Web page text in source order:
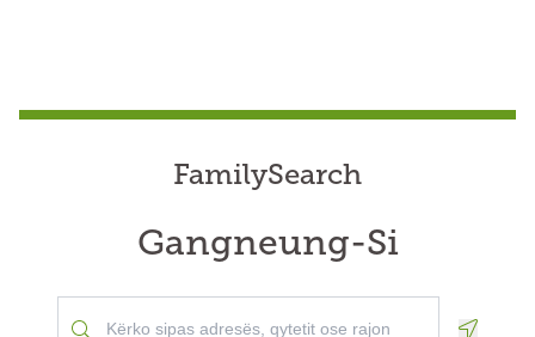
FamilySearch
Gangneung-Si